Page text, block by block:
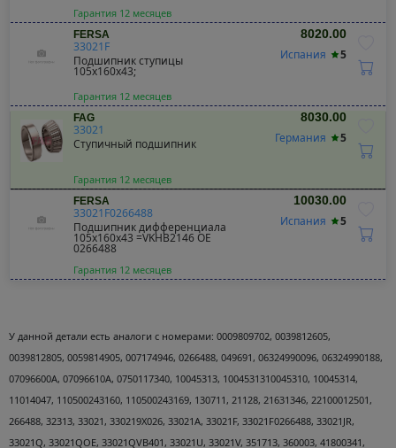
Гарантия 12 месяцев
FERSA
33021F
Подшипник ступицы
105x160x43;
8020.00
Испания 5
Гарантия 12 месяцев
FAG
33021
Ступичный подшипник
8030.00
Германия 5
Гарантия 12 месяцев
FERSA
33021F0266488
Подшипник дифференциала
105x160x43 =VKHB2146 OE
0266488
10030.00
Испания 5
Гарантия 12 месяцев
У данной детали есть аналоги с номерами: 0009809702, 0039812605,
0039812805, 0059814905, 007174946, 0266488, 049691, 06324990096, 06324990188,
07096600A, 07096610A, 0750117340, 10045313, 1004531310045310, 10045314,
11014047, 110500243160, 110500243169, 130711, 21128, 21631346, 22100012501,
266488, 32313, 33021, 330219X026, 33021A, 33021F, 33021F0266488, 33021JR,
33021Q, 33021QOE, 33021QVB401, 33021U, 33021V, 351713, 360003, 41800341,